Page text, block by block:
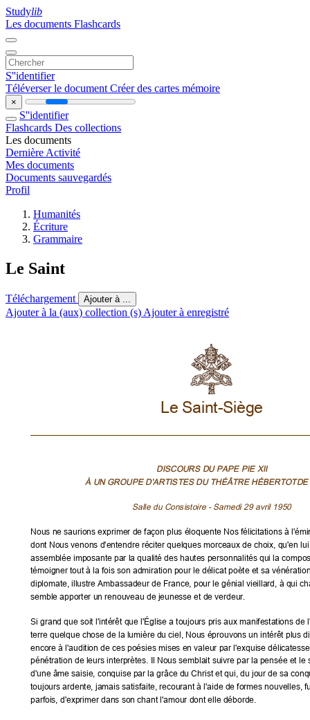
Studylib
Les documents Flashcards
S''identifier
Téléverser le document Créer des cartes mémoire
×
S''identifier
Flashcards Des collections
Les documents
Dernière Activité
Mes documents
Documents sauvegardés
Profil
Humanités
Écriture
Grammaire
Le Saint
Téléchargement Ajouter à ...
Ajouter à la (aux) collection (s) Ajouter à enregistré
Le Saint-Siège
DISCOURS DU PAPE PIE XII
À UN GROUPE D'ARTISTES DU THÉÂTRE
Salle du Consistoire - Samedi 29 avril 1950
Nous ne saurions exprimer de façon plus éloquente Nos félicitations à
dont Nous venons d'entendre réciter quelques morceaux de choix, qu'en
assemblée imposante par la qualité des hautes personnalités qui la
témoigner tout à la fois son admiration pour le délicat poète et sa
diplomate, illustre Ambassadeur de France, pour le génial vieillard, à qui
semble apporter un renouveau de jeunesse et de verdeur.
Si grand que soit l'intérêt que l'Église a toujours pris aux manifestations de
terre quelque chose de la lumière du ciel, Nous éprouvons un intérêt plus
encore à l'audition de ces poésies mises en valeur par l'exquise
pénétration de leurs interprètes. Il Nous semblait suivre par la pensée et le
d'une âme saisie, conquise par la grâce du Christ et qui, du jour de sa
toujours ardente, jamais satisfaite, recourant à l'aide de formes nouvelles,
parfois, d'exprimer dans son chant l'amour dont elle déborde.